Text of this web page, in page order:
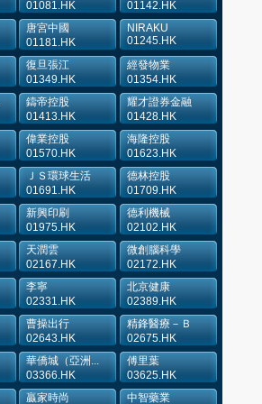
01081.HK
01142.HK
唐宮中國
01181.HK
NIRAKU
01245.HK
復旦張江
01349.HK
經發物業
01354.HK
鑄帝控股
01413.HK
耀才證券金融
01428.HK
偉業控股
01570.HK
海隆控股
01623.HK
ＪＳ環球生活
01691.HK
德林控股
01709.HK
新興印刷
01975.HK
德利機械
02102.HK
天潤雲
02167.HK
微創腦科學
02172.HK
李寧
02331.HK
北京健康
02389.HK
曹操出行
02643.HK
精鋒醫療－Ｂ
02675.HK
華僑城（亞洲...
03366.HK
傅里葉
03625.HK
贏家時尚 中智藥業